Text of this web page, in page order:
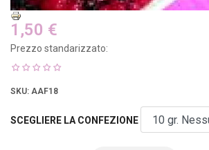
1,50 €
Prezzo standarizzato:
SKU: AAF18
SCEGLIERE LA CONFEZIONE